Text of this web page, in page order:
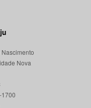
Nova